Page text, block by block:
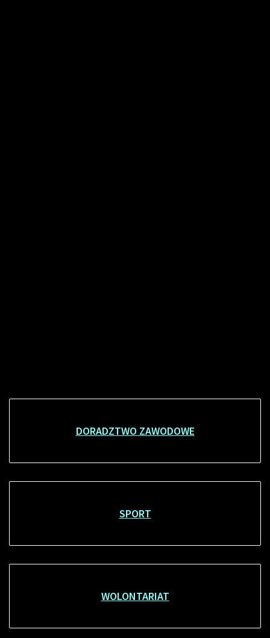
DORADZTWO ZAWODOWE
SPORT
WOLONTARIAT